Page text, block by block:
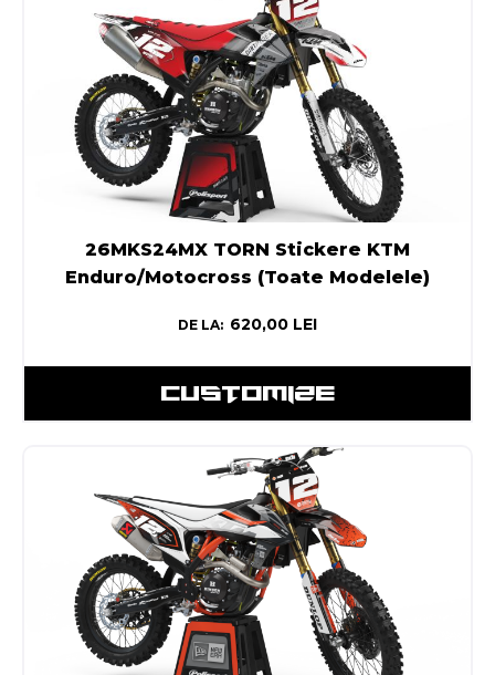
26MKS24MX TORN Stickere KTM
Enduro/Motocross (Toate Modelele)
DE LA: 620,00 LEI
CUSTOMIZE